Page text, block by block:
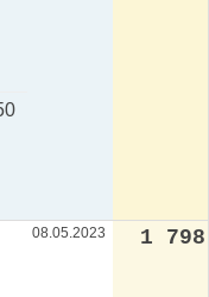
08.05.2023 1 798